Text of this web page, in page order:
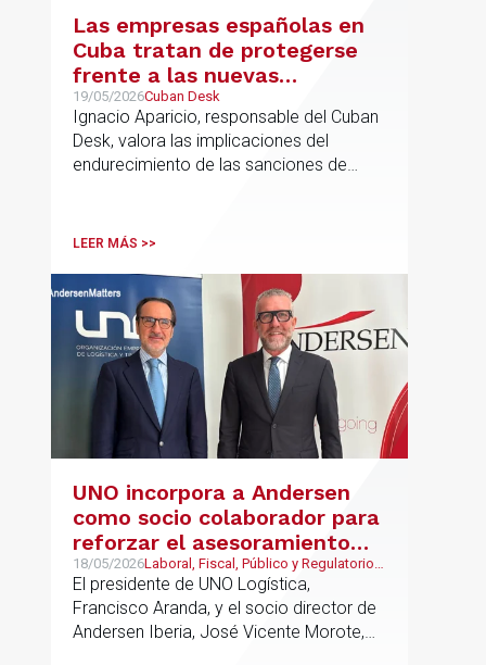
Las empresas españolas en
Cuba tratan de protegerse
frente a las nuevas
sanciones millonarias que
prepara Estados Unidos
19/05/2026Cuban Desk
Ignacio Aparicio, responsable del Cuban
Desk, valora las implicaciones del
endurecimiento de las sanciones de
LEER MÁS >>
UNO incorpora a Andersen
como socio colaborador para
reforzar el asesoramiento
jurídico y fiscal del sector
logístico
18/05/2026Laboral, Fiscal, Público y Regulatorio,
Transporte, Movilidad & Logística
El presidente de UNO Logística,
Francisco Aranda, y el socio director de
Andersen Iberia, José Vicente Morote,